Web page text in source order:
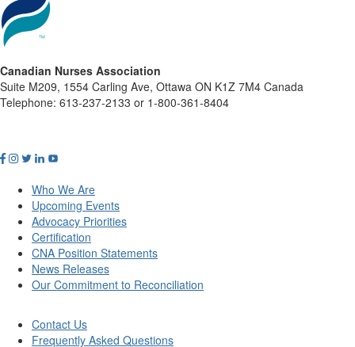
Canadian Nurses Association
Suite M209, 1554 Carling Ave, Ottawa ON K1Z 7M4 Canada
Telephone: 613-237-2133 or 1-800-361-8404
Who We Are
Upcoming Events
Advocacy Priorities
Certification
CNA Position Statements
News Releases
Our Commitment to Reconciliation
Contact Us
Frequently Asked Questions